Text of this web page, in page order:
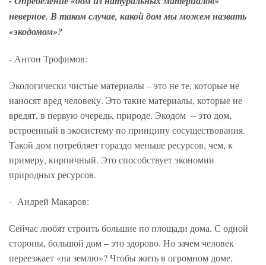
неверное. В таком случае, какой дом мы можем назвать
«экодомом»?
- Антон Трофимов:
Экологически чистые материалы – это не те, которые не
наносят вред человеку. Это такие материалы, которые не
вредят, в первую очередь, природе. Экодом – это дом,
встроенный в экосистему по принципу сосуществования.
Такой дом потребляет гораздо меньше ресурсов, чем, к
примеру, кирпичный. Это способствует экономии
природных ресурсов.
- Андрей Макаров:
Сейчас любят строить большие по площади дома. С одной
стороны, большой дом – это здорово. Но зачем человек
переезжает «на землю»? Чтобы жить в огромном доме,